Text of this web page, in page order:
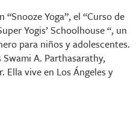
Yoga”, el “Curso de
Yogis’ Schoolhouse “, un
para niños y adolescentes.
Swami A. Parthasarathy,
Ella vive en Los Ángeles y